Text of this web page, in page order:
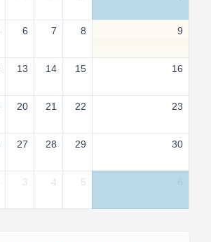
6 7 8 9
13 14 15 16
20 21 22 23
27 28 29 30
3 4 5